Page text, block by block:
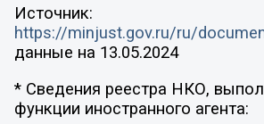
Источник:
https://minjust.gov.ru/ru/
данные на 13.05.2024
* Сведения реестра НКО,
функции иностранного агента: